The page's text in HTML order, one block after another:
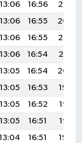
13:06 16:56
20:05
13:06 16:55
20:04
13:06 16:55
20:03
13:06 16:54
20:01
13:05 16:54
20:00
13:05 16:53
19:59
13:05 16:52
19:57
13:05 16:51
19:56
16:51
19:54